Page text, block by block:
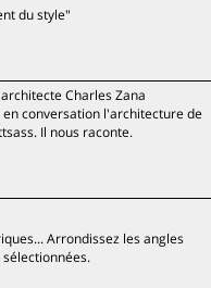
du style"
Charles Zana
conversation l'architecture de
Il nous raconte.
Arrondissez les angles